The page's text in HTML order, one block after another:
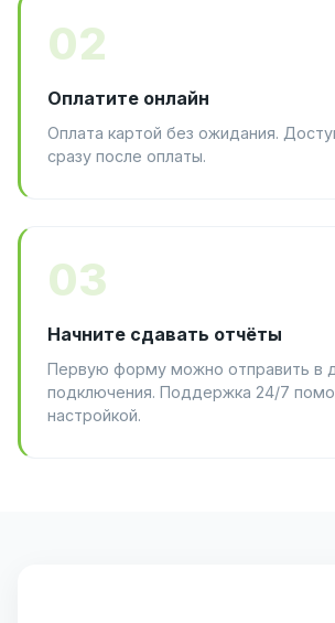
02
Оплатите онлайн
Оплата картой без ожидания.
сразу после оплаты.
03
Начните сдавать отчёты
Первую форму можно отправить в
подключения. Поддержка 24/7
настройкой.